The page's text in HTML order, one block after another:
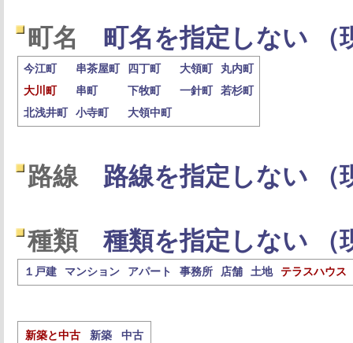
町名 町名を指定しない （
今江町 串茶屋町 四丁町 大領町
丸内町
大川町
串町 下牧町 一針町
若杉町
北浅井町
小寺町 大領中町
路線 路線を指定しない （
種類 種類を指定しない （
１戸建 マンション アパート 事務所 店舗 土地 テラスハウス
新築と中古 新築 中古